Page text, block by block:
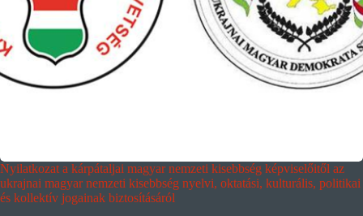
Nyilatkozat a kárpátaljai magyar nemzeti kisebbség képviselőitől az
ukrajnai magyar nemzeti kisebbség nyelvi, oktatási, kulturális, politikai
és kollektív jogainak biztosításáról